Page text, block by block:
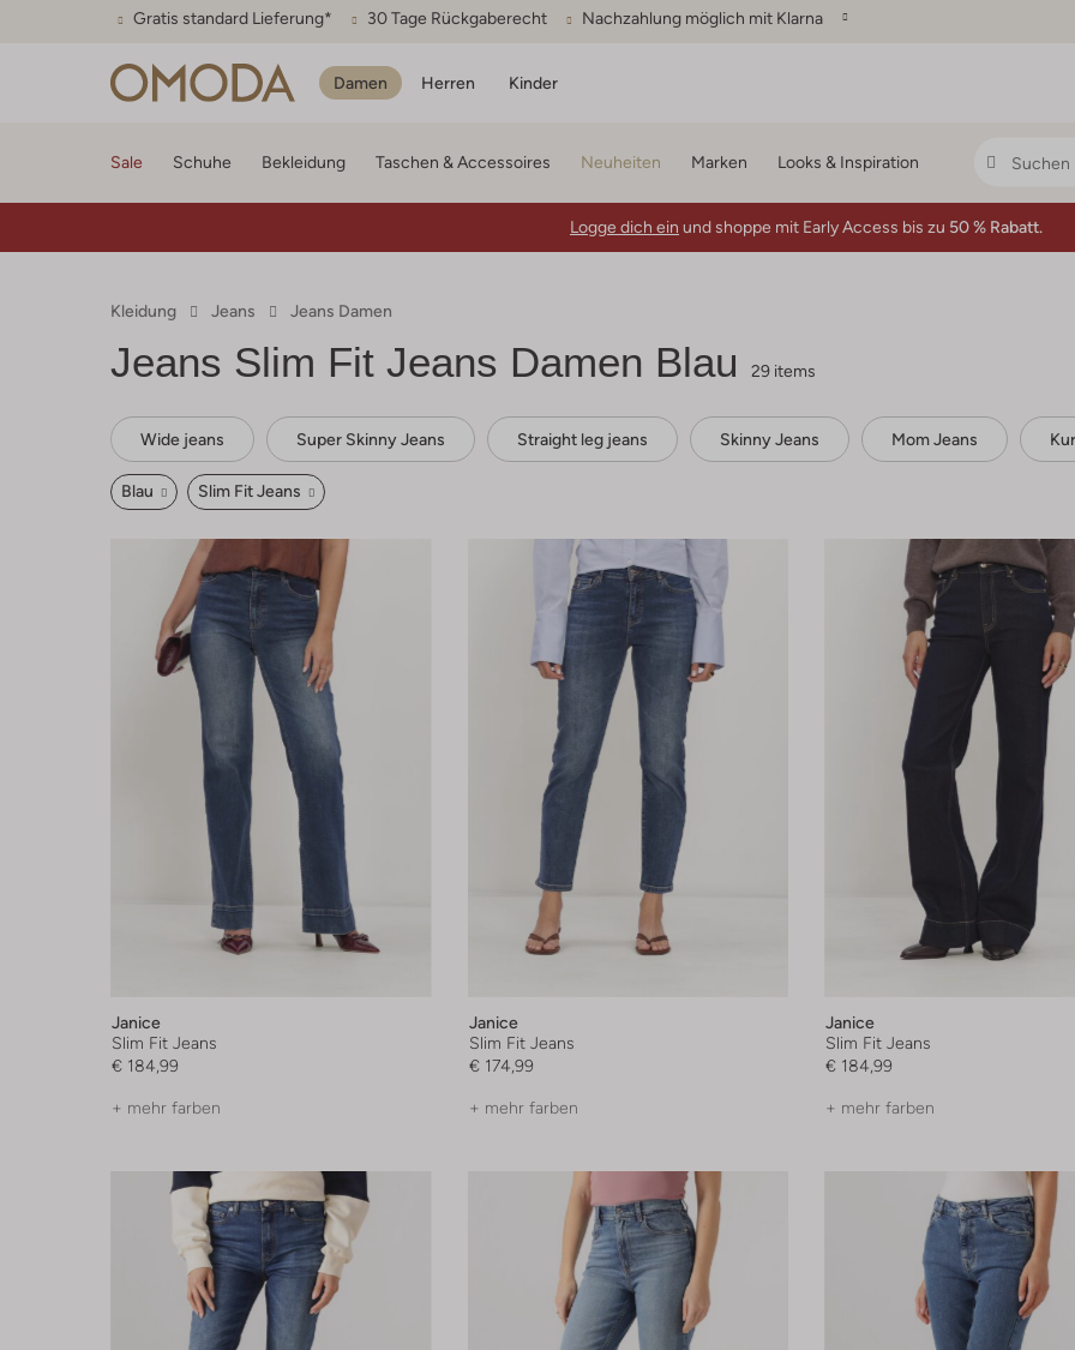
Gratis standard Lieferung* 30 Tage Rückgaberecht Nachzahlung möglich mit Klarna
Damen Herren Kinder
Sale Schuhe Bekleidung Taschen & Accessoires Neuheiten Marken Looks & Inspiration
Logge dich ein und shoppe mit Early Access bis zu 50 % Rabatt.
Kleidung Jeans Jeans Damen
Jeans Slim Fit Jeans Damen Blau 29 items
Wide jeans Super Skinny Jeans Straight leg jeans Skinny Jeans Mom Jeans
Blau Slim Fit Jeans
Janice
Slim Fit Jeans
€ 184,99
+ mehr farben
Janice
Slim Fit Jeans
€ 174,99
+ mehr farben
Janice
Slim Fit Jeans
€ 184,99
+ mehr farben